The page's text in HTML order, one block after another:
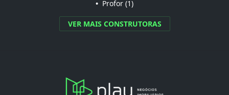
• Profor (1)
VER MAIS CONSTRUTORAS